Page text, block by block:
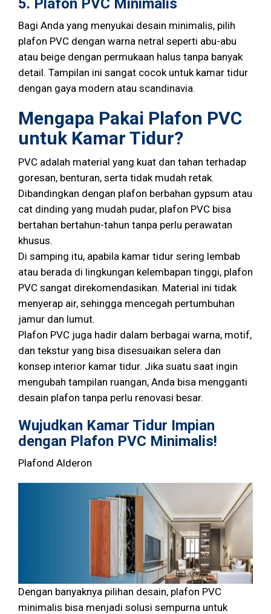
Bagi Anda yang menyukai desain minimalis, pilih
plafon PVC dengan warna netral seperti abu-abu
atau beige dengan permukaan halus tanpa banyak
detail. Tampilan ini sangat cocok untuk kamar tidur
dengan gaya modern atau scandinavia.
Mengapa Pakai Plafon PVC
untuk Kamar Tidur?
PVC adalah material yang kuat dan tahan terhadap
goresan, benturan, serta tidak mudah retak.
Dibandingkan dengan plafon berbahan gypsum atau
cat dinding yang mudah pudar, plafon PVC bisa
bertahan bertahun-tahun tanpa perlu perawatan
khusus.
Di samping itu, apabila kamar tidur sering lembab
atau berada di lingkungan kelembapan tinggi, plafon
PVC sangat direkomendasikan. Material ini tidak
menyerap air, sehingga mencegah pertumbuhan
jamur dan lumut.
Plafon PVC juga hadir dalam berbagai warna, motif,
dan tekstur yang bisa disesuaikan selera dan
konsep interior kamar tidur. Jika suatu saat ingin
mengubah tampilan ruangan, Anda bisa mengganti
desain plafon tanpa perlu renovasi besar.
Wujudkan Kamar Tidur Impian
dengan Plafon PVC Minimalis!
Plafond Alderon
Dengan banyaknya pilihan desain, plafon PVC
minimalis bisa menjadi solusi sempurna untuk